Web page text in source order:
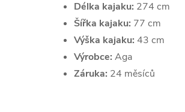
Délka kajaku: 274 cm
Šířka kajaku: 77 cm
Výška kajaku: 43 cm
Výrobce: Aga
Záruka: 24 měsíců